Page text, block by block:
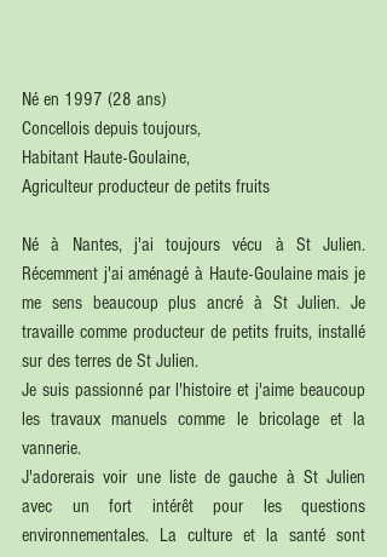
Né en 1997 (28 ans)
Concellois depuis toujours,
Habitant Haute-Goulaine,
Agriculteur producteur de petits fruits
Né à Nantes, j'ai toujours vécu à St Julien.
Récemment j'ai aménagé à Haute-Goulaine mais je
me sens beaucoup plus ancré à St Julien. Je
travaille comme producteur de petits fruits, installé
sur des terres de St Julien.
Je suis passionné par l'histoire et j'aime beaucoup
les travaux manuels comme le bricolage et la
vannerie.
J'adorerais voir une liste de gauche à St Julien
avec un fort intérêt pour les questions
environnementales. La culture et la santé sont